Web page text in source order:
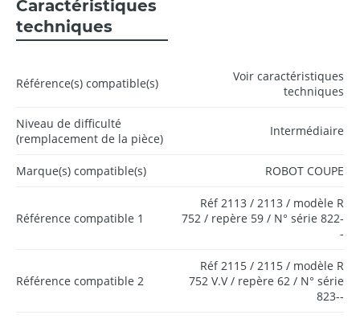
Caractéristiques
techniques
Référence(s) compatible(s)
Voir caractéristiques
techniques
Niveau de difficulté
(remplacement de la pièce)
Intermédiaire
Marque(s) compatible(s) ROBOT COUPE
Référence compatible 1
Réf 2113 / 2113 / modèle R
752 / repère 59 / N° série 822-
-
Référence compatible 2
Réf 2115 / 2115 / modèle R
752 V.V / repère 62 / N° série
823--